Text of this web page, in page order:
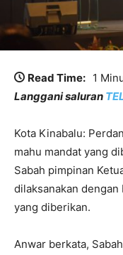
Read Time: 1
Langgani saluran
Kota Kinabalu:
mahu mandat yang
Sabah pimpinan
dilaksanakan dengan
yang diberikan.
Anwar berkata,